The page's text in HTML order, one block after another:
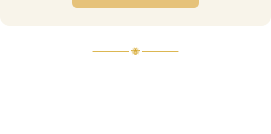
────── 🐝 ──────